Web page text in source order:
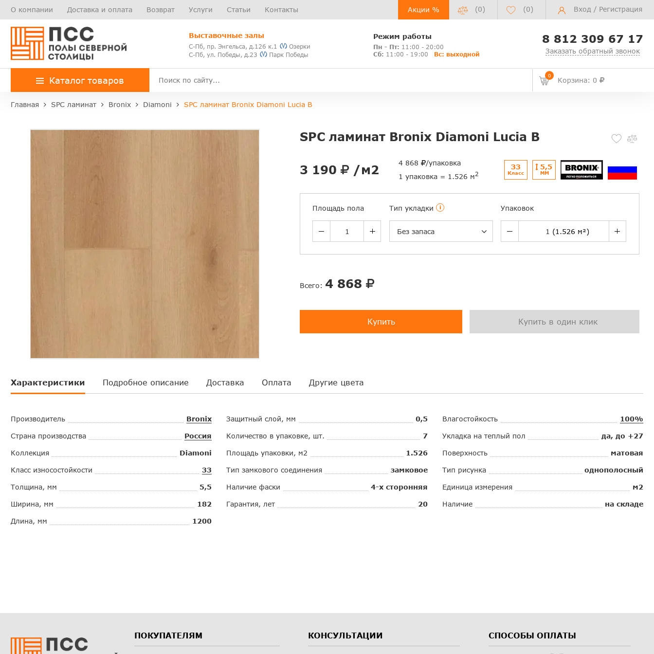
О компании Доставка и оплата Возврат Услуги Статьи Контакты Акции % (0) (0) Вход / Регистрация
Выставочные залы
С-Пб, пр. Энгельса, д.126 к.1
Озерки
С-Пб, ул. Победы, д.23
Парк Победы
Режим работы
Пн - Пт: 11:00 - 20:00
Сб: 11:00 - 19:00 Вс: выходной
8 812 309 67 17
Заказать обратный звонок
Каталог товаров 0
Корзина: 0
Главная SPC ламинат Bronix Diamoni SPC ламинат Bronix Diamoni Lucia B
SPC ламинат Bronix Diamoni Lucia B
3 190 /м2 4 868
/упаковка
1 упаковка = 1.526 м2
33
Класс
5,5
ММ
Площадь пола Тип укладки i
Без запаса
Упаковок
Всего: 4 868
Купить Купить в один клик
Характеристики Подробное описание Доставка Оплата Другие цвета
Производитель Bronix
Страна производства Россия
Коллекция Diamoni
Класс износостойкости 33
Толщина, мм 5,5
Ширина, мм 182
Длина, мм 1200
Защитный слой, мм 0,5
Количество в упаковке, шт. 7
Площадь упаковки, м2 1.526
Тип замкового соединения замковое
Наличие фаски 4-х сторонняя
Гарантия, лет 20
Влагостойкость 100%
Укладка на теплый пол да, до +27
Поверхность матовая
Тип рисунка однополосный
Единица измерения м2
Наличие на складе
ПОКУПАТЕЛЯМ КОНСУЛЬТАЦИИ СПОСОБЫ ОПЛАТЫ